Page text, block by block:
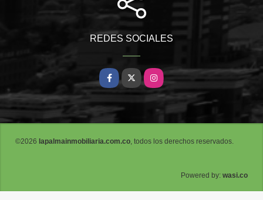
REDES SOCIALES
Facebook
X Instagram
©2026 lapalmainmobiliaria.com.co, todos los derechos reservados.
Powered by: wasi.co